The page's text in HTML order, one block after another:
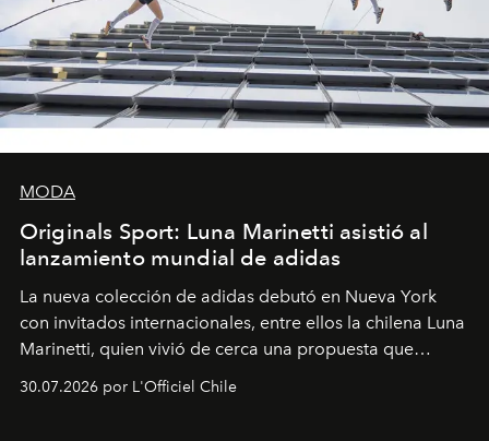
MODA
Originals Sport: Luna Marinetti asistió al
lanzamiento mundial de adidas
La nueva colección de adidas debutó en Nueva York
con invitados internacionales, entre ellos la chilena Luna
Marinetti, quien vivió de cerca una propuesta que
30.07.2026 por L'Officiel Chile